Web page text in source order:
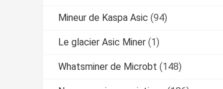
Mineur de Kaspa Asic (94)
Le glacier Asic Miner (1)
Whatsminer de Microbt (148)